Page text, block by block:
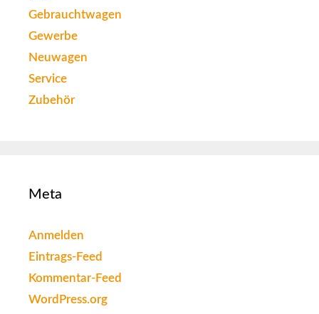
Gebrauchtwagen
Gewerbe
Neuwagen
Service
Zubehör
Meta
Anmelden
Eintrags-Feed
Kommentar-Feed
WordPress.org